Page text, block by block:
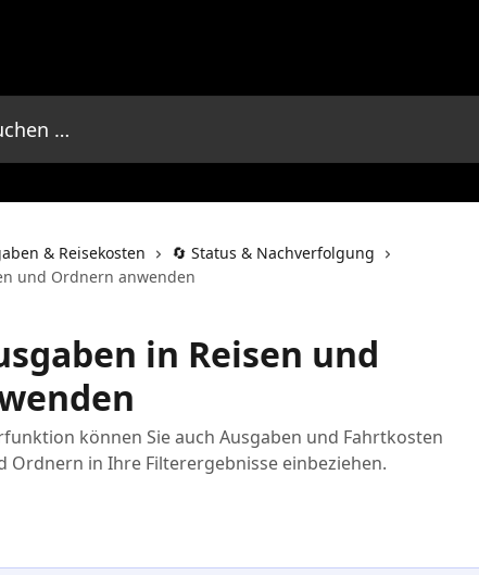
& Reisekosten
🔄 Status & Nachverfolgung
und Ordnern anwenden
in Reisen und
können Sie auch Ausgaben und Fahrtkosten
Ordnern in Ihre Filterergebnisse einbeziehen.